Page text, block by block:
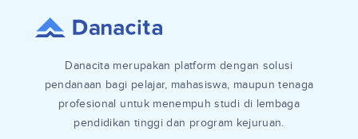
Danacita merupakan platform dengan solusi
pendanaan bagi pelajar, mahasiswa, maupun tenaga
profesional untuk menempuh studi di lembaga
pendidikan tinggi dan program kejuruan.